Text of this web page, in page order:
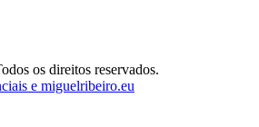
os direitos reservados.
e miguelribeiro.eu